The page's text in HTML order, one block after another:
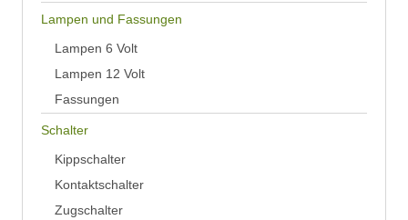
Lampen und Fassungen
Lampen 6 Volt
Lampen 12 Volt
Fassungen
Schalter
Kippschalter
Kontaktschalter
Zugschalter